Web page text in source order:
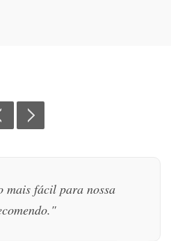
mais fácil para nossa